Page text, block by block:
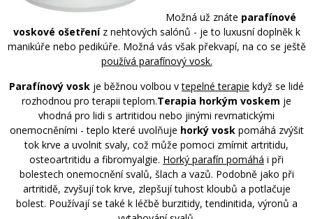
Možná už znáte parafínové
voskové ošetřeníz nehtových salónů - je to luxusní doplněk k
manikúře nebo pedikúře. Možná vás však překvapí, na co se ještě
používá parafínový vosk.
Parafínový vosk je běžnou volbou vtepelné terapie když se lidé
rozhodnou pro terapii teplom.Terapia horkým voskem je
vhodná pro lidi s artritidou nebo jinými revmatickými
onemocněními - teplo které uvolňuje horký voskpomáhá zvýšit
tok krve a uvolnit svaly, což může pomoci zmírnit artritidu,
osteoartritidu a fibromyalgie. Horký parafín pomáhá i při
bolestech onemocnění svalů, šlach a vazů. Podobně jako při
artritidě, zvyšují tok krve, zlepšují tuhost kloubů a potlačuje
bolest. Používají se také k léčbě burzitidy, tendinitida, výronů a